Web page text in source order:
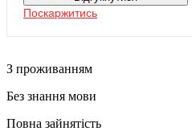
Поскаржитись
З проживанням
Без знання мови
Повна зайнятість